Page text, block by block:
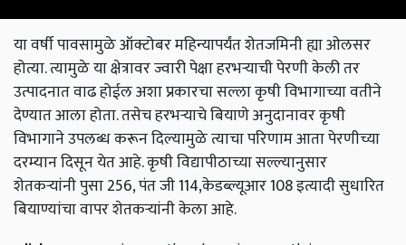
या वर्षी पावसामुळे ऑक्टोबर महिन्यापर्यंत शेतजमिनी ह्या ओलसर
होत्या. त्यामुळे या क्षेत्रावर ज्वारी पेक्षा हरभऱ्याची पेरणी केली तर
उत्पादनात वाढ होईल अशा प्रकारचा सल्ला कृषी विभागाच्या वतीने
देण्यात आला होता. तसेच हरभऱ्याचे बियाणे अनुदानावर कृषी
विभागाने उपलब्ध करून दिल्यामुळे त्याचा परिणाम आता पेरणीच्या
दरम्यान दिसून येत आहे. कृषी विद्यापीठाच्या सल्ल्यानुसार
शेतकऱ्यांनी पुसा 256, पंत जी 114,केडब्ल्यूआर 108 इत्यादी सुधारित
बियाण्यांचा वापर शेतकऱ्यांनी केला आहे.